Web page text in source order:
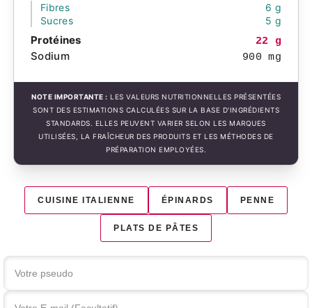
Fibres
6 g
Sucres
5 g
Protéines 22 g
Sodium 900 mg
NOTE IMPORTANTE : LES VALEURS NUTRITIONNELLES PRÉSENTÉES
SONT DES ESTIMATIONS CALCULÉES SUR LA BASE D'INGRÉDIENTS
STANDARDS. ELLES PEUVENT VARIER SELON LES MARQUES
UTILISÉES, LA FRAÎCHEUR DES PRODUITS ET LES MÉTHODES DE
PRÉPARATION EMPLOYÉES.
CUISINE ITALIENNE ÉPINARDS PENNE
PLATS DE PÂTES